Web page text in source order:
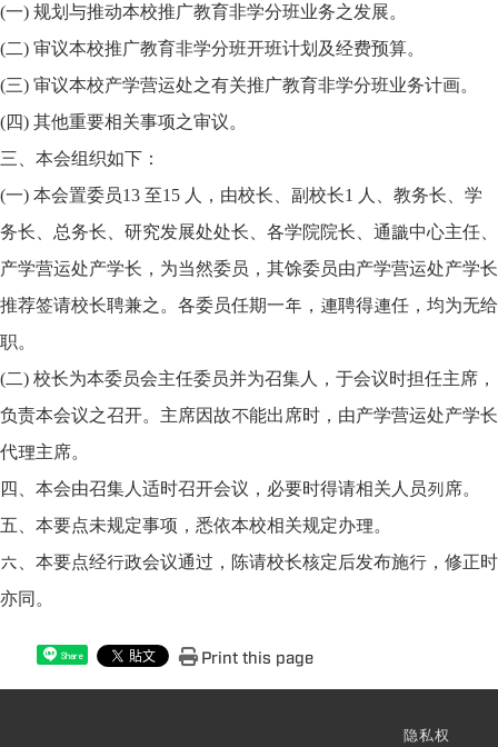
(一) 规划与推动本校推广教育非学分班业务之发展。
(二) 审议本校推广教育非学分班开班计划及经费预算。
(三) 审议本校产学营运处之有关推广教育非学分班业务计画。
(四) 其他重要相关事项之审议。
三、本会组织如下：
(一) 本会置委员13 至15 人，由校长、副校长1 人、教务长、学
务长、总务长、研究发展处处长、各学院院长、通識中心主任、
产学营运处产学长，为当然委员，其馀委员由产学营运处产学长
推荐签请校长聘兼之。各委员任期一年，連聘得連任，均为无给
职。
(二) 校长为本委员会主任委员并为召集人，于会议时担任主席，
负责本会议之召开。主席因故不能出席时，由产学营运处产学长
代理主席。
四、本会由召集人适时召开会议，必要时得请相关人员列席。
五、本要点未规定事项，悉依本校相关规定办理。
六、本要点经行政会议通过，陈请校长核定后发布施行，修正时
亦同。
Share Print this page
隐私权